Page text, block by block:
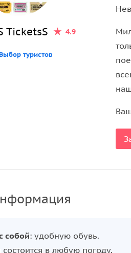
TicketsS 4.9
туристов
собой: удобную обувь.
состоится в любую погоду.